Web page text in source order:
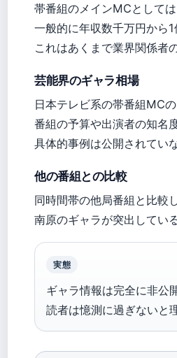
帯番組のメインMCとしては
一般的に年収数千万円から1
これはあくまで業界関係者
芸能界のギャラ相場
日本テレビ系の帯番組MCの
番組の予算や出演者の知名
具体的事例は公開されていな
他の番組との比較
同時間帯の他局番組と比較
南原のギャラが突出してい
実態
ギャラ情報は完全に非公
読者は憶測に過ぎないと